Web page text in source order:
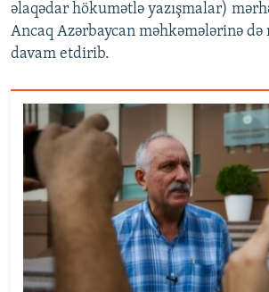
əlaqədar hökumətlə yazışmalar)
Ancaq Azərbaycan məhkəmələrinə
davam etdirib.